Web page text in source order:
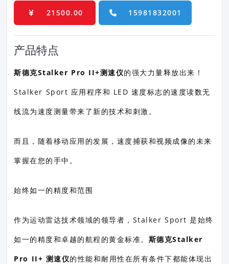
21500.00 15981832001
产品特点
斯德克Stalker Pro II+测速仪的强大力量释放出来！
Stalker Sport 应用程序和 LED 速度标志的速度读数无
线流为速度测量带来了新的技术和刺激。
而且，随着移动应用的发展，速度捕获和视频成像的未来
掌握在您的手中。
始终如一的精度和范围
作为运动雷达技术领域的领导者，Stalker Sport 是始终
如一的精度和卓越的航程的黄金标准。 斯德克Stalker
Pro II+ 测速仪的性能和耐用性在所有条件下都能体现出